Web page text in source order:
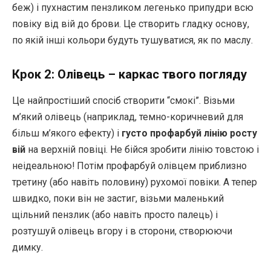
беж) і пухнастим пензликом легенько припудри всю
повіку від вій до брови. Це створить гладку основу,
по якій інші кольори будуть тушуватися, як по маслу.
Крок 2: Олівець – каркас твого погляду
Це найпростіший спосіб створити “смокі”. Візьми
м’який олівець (наприклад, темно-коричневий для
більш м’якого ефекту) і густо профарбуй лінію росту
вій на верхній повіці. Не бійся зробити лінію товстою і
неідеальною! Потім профарбуй олівцем приблизно
третину (або навіть половину) рухомої повіки. А тепер
швидко, поки він не застиг, візьми маленький
щільний пензлик (або навіть просто палець) і
розтушуй олівець вгору і в сторони, створюючи
димку.